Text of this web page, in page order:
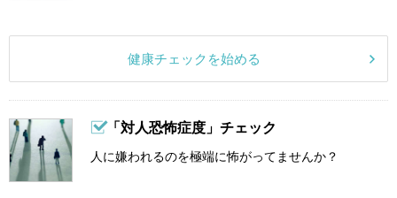
健康チェックを始める
「対人恐怖症度」チェック
人に嫌われるのを極端に怖がってませんか？